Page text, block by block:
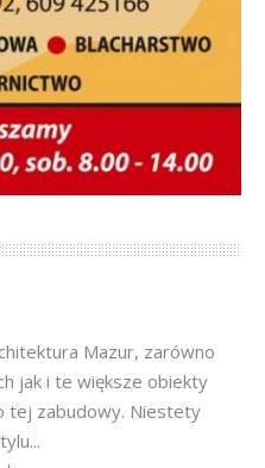
Mazur, zarówno
jak i te większe obiekty
tej zabudowy. Niestety